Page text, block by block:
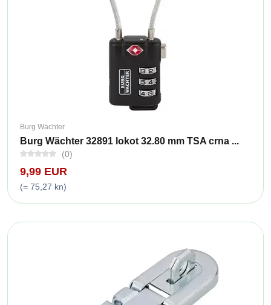
Burg Wächter
Burg Wächter 32891 lokot 32.80 mm TSA crna ...
(0)
9,99 EUR
(= 75,27 kn)